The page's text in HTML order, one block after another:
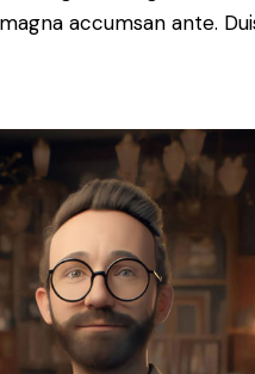
accumsan ante.